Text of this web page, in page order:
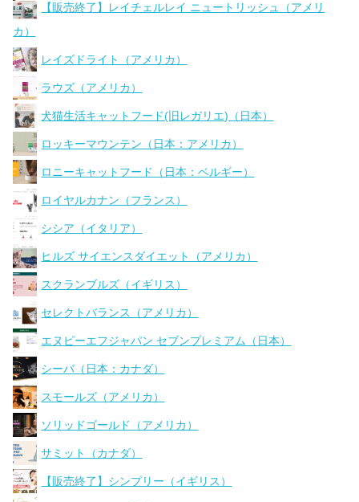
【販売終了】レイチェルレイ ニュートリッシュ（アメリ
カ）
レイズドライト（アメリカ）
ラウズ（アメリカ）
犬猫生活キャットフード(旧レガリエ)（日本）
ロッキーマウンテン（日本：アメリカ）
ロニーキャットフード（日本：ベルギー）
ロイヤルカナン（フランス）
シシア（イタリア）
ヒルズ サイエンスダイエット（アメリカ）
スクランブルズ（イギリス）
セレクトバランス（アメリカ）
エヌピーエフジャパン セブンプレミアム（日本）
シーバ（日本：カナダ）
スモールズ（アメリカ）
ソリッドゴールド（アメリカ）
サミット（カナダ）
【販売終了】シンプリー（イギリス）